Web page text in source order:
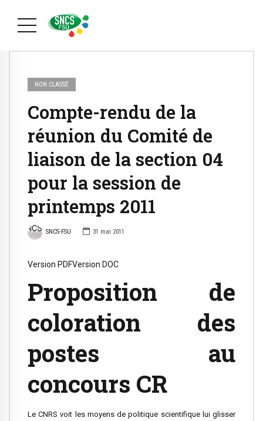
NON CLASSÉ
Compte-rendu de la
réunion du Comité de
liaison de la section 04
pour la session de
printemps 2011
SNCS-FSU 31 mai 2011
Version PDFVersion DOC
Proposition de
coloration des
postes au
concours CR
Le CNRS voit les moyens de politique scientifique lui glisser